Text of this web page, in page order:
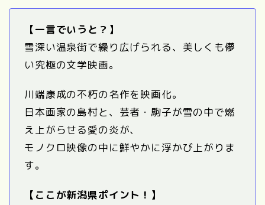
【一言でいうと？】
雪深い温泉街で繰り広げられる、美しくも儚
い究極の文学映画。
川端康成の不朽の名作を映画化。
日本画家の島村と、芸者・駒子が雪の中で燃
え上がらせる愛の炎が、
モノクロ映像の中に鮮やかに浮かび上がりま
す。
【ここが新潟県ポイント！】